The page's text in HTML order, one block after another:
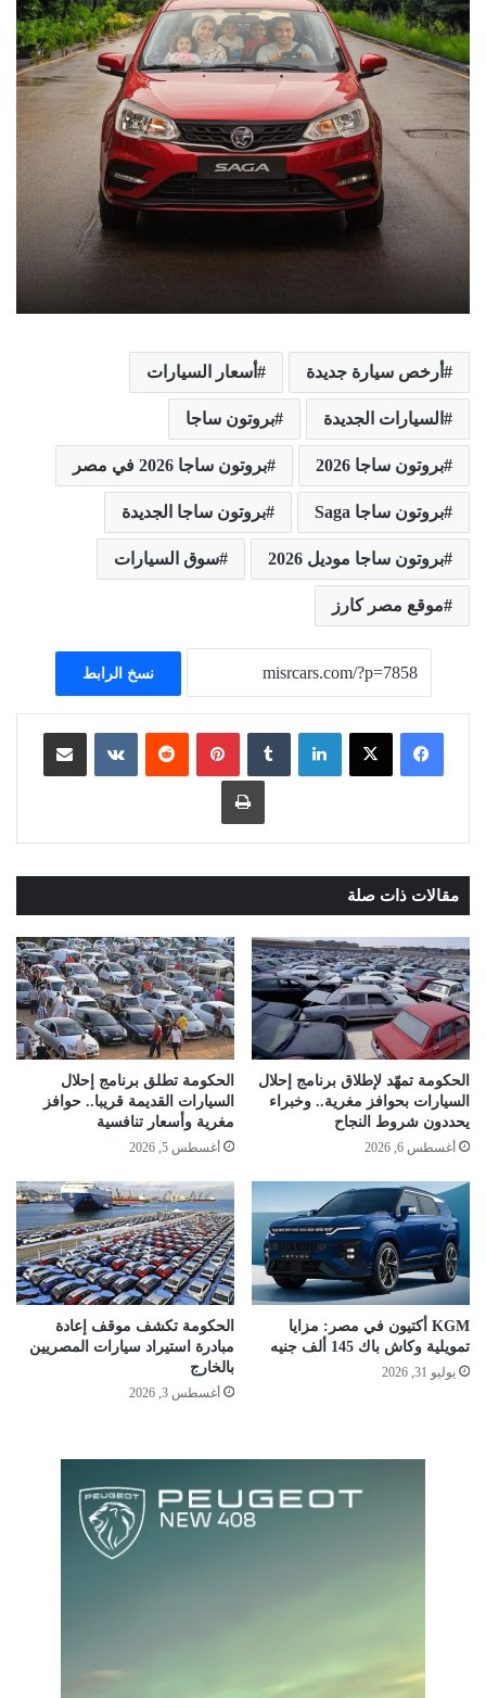
أرخص سيارة جديدة أسعار السيارات
السيارات الجديدة بروتون ساجا
بروتون ساجا 2026 بروتون ساجا 2026 في مصر
بروتون ساجا Saga بروتون ساجا الجديدة
بروتون ساجا موديل 2026 سوق السيارات
موقع مصر كارز
نسخ الرابط
لينكدإن ‏Tumblr بينتيريست
‏Reddit
‏VKontakte مشاركة عبر البريد
طباعة
مقالات ذات صلة
الحكومة تمهّد لإطلاق برنامج إحلال
السيارات بحوافز مغرية.. وخبراء
يحددون شروط النجاح
أغسطس 6, 2026
الحكومة تطلق برنامج إحلال
السيارات القديمة قريبا.. حوافز
مغرية وأسعار تنافسية
أغسطس 5, 2026
KGM أكتيون في مصر: مزايا
تمويلية وكاش باك 145 ألف جنيه
يوليو 31, 2026
الحكومة تكشف موقف إعادة
مبادرة استيراد سيارات المصريين
بالخارج
أغسطس 3, 2026